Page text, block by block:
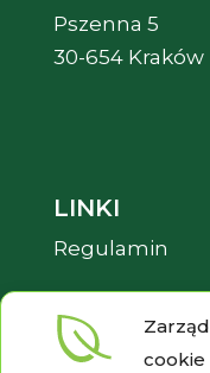
cookie
Pszenna 5
30-654 Kraków
LINKI
Regulamin
Polityka